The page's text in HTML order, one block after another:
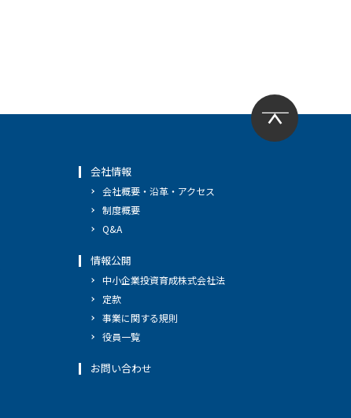
会社情報
会社概要・沿革・アクセス
制度概要
Q&A
情報公開
中小企業投資育成株式会社法
定款
事業に関する規則
役員一覧
お問い合わせ